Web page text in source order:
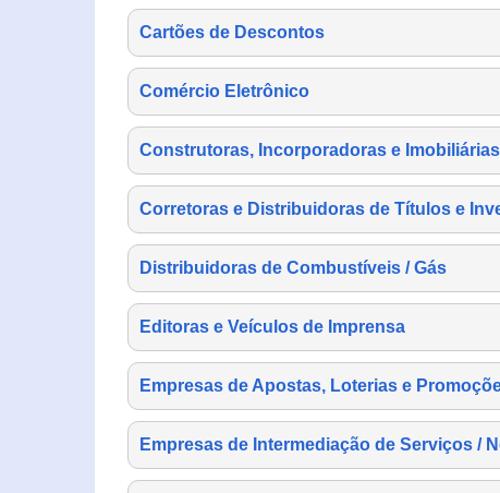
Cartões de Descontos
Comércio Eletrônico
Construtoras, Incorporadoras e Imobiliárias
Corretoras e Distribuidoras de Títulos e
Distribuidoras de Combustíveis / Gás
Editoras e Veículos de Imprensa
Empresas de Apostas, Loterias e
Empresas de Intermediação de Serviços /